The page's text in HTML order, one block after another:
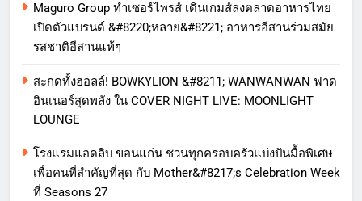
Maguro Group ทำเซอร์ไพรส์ เดินเกมส์ลงตลาดอาหารไทย
เปิดตัวแบรนด์ &#8220;หลาย&#8221; อาหารอีสานร่วมสมัย
รสชาติอีสานแท้ๆ
สะกดทั้งฮอลล์! BOWKYLION &#8211; WANWANWAN ฟาด
อินเนอร์สุดพลัง ใน COVER NIGHT LIVE: MOONLIGHT
LOUNGE
โรงแรมแอดลิบ ขอนแก่น ชวนทุกครอบครัวแบ่งปันมื้อพิเศษ
เพื่อคนที่สำคัญที่สุด กับ Mother&#8217;s Celebration Week
ที่ Seasons 27